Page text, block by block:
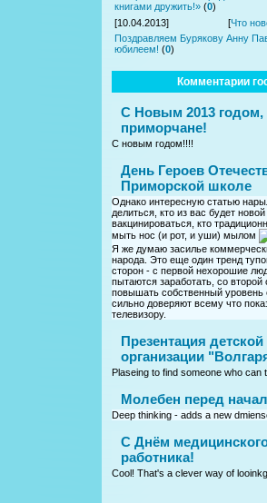
книгами дружить!» (0)
[10.04.2013]
[Что
Поздравляем Бурякову Анну
юбилеем! (0)
Комментарии
С Новым 2013 годом,
приморчане!
С новым годом!!!!
День Героев
Приморской школе
Однако интересную статью
делиться, кто из вас будет
вакцинироваться, кто
мыть нос (и рот, и уши) мылом
Я же думаю засилье
народа. Это еще один тренд
сторон - с первой нехорошие
пытаются заработать, со
повышать собственный уровень
сильно доверяют всему что
телевизору.
Презентация детской
организации
Plaseing to find someone who can
Молебен перед
Deep thinking - adds a new
C Днём
работника!
Cool! That's a clever way of